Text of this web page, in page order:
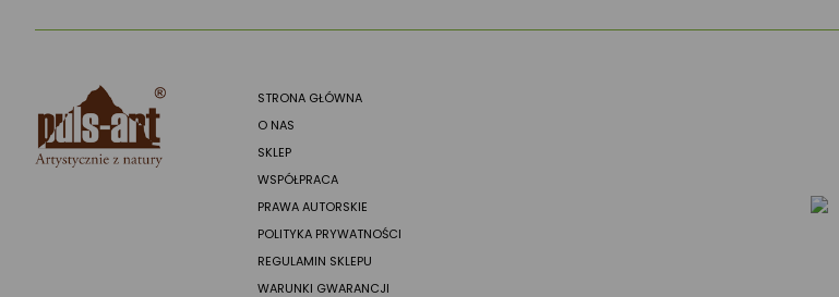
STRONA GŁÓWNA
O NAS
SKLEP
WSPÓŁPRACA
PRAWA AUTORSKIE
POLITYKA PRYWATNOŚCI
REGULAMIN SKLEPU
WARUNKI GWARANCJI